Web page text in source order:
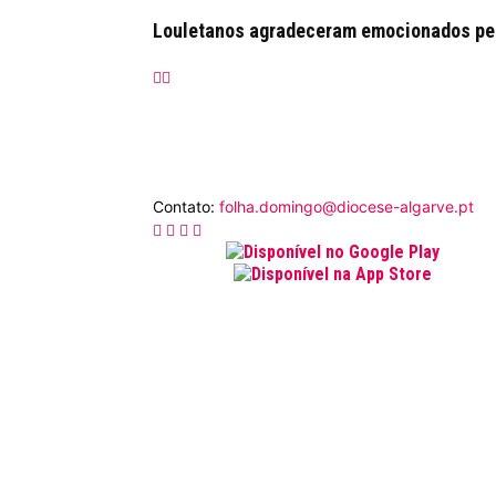
Louletanos agradeceram emocionados
Contato: folha.domingo@diocese-algarve.pt